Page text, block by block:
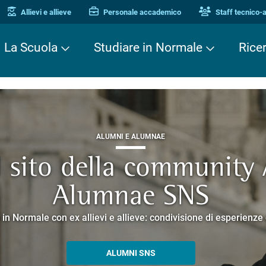
Allievi e allieve Personale accademico Staff tecnico-
La Scuola Studiare in Normale
TERZA MISSIONE
Piacere di
che racconta la ricerca e la cultura promosse dalla Scuola
ALUMNI E ALUMNAE
della community
Alumnae SNS
Normale con ex allievi e allieve: condivisione di
ALUMNI SNS
TERZA MISSIONE
Cavalieri. Una storia
guidati negli edifici storici che si affacciano su Piazza
EUROPEAN UNIVERSITIES
SCOPRI EELISA